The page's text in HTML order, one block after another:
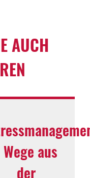
AUCH
aus
der